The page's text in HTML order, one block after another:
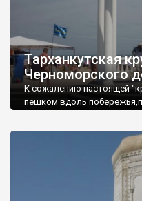
Тарханкутская
Черноморского
К сожалению настоящей
пешком вдоль